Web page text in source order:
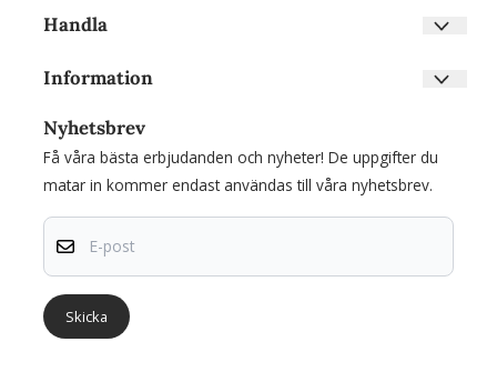
Handla
Kontakta oss
Skapa konto
Inloggning
Information
Nyhetsbrev
Om cookies
Nyhetsbrev
Få våra bästa erbjudanden och nyheter! De uppgifter du
matar in kommer endast användas till våra nyhetsbrev.
E-post
Skicka